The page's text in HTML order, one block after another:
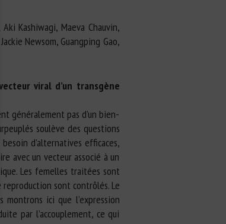
Kashiwagi, Maeva Chauvin,
Newsom, Guangping Gao,
viral d’un transgène
généralement pas d’un bien-
soulève des questions
d’alternatives efficaces,
avec un vecteur associé à un
Les femelles traitées sont
sont contrôlés. Le
montrons ici que l’expression
par l’accouplement, ce qui